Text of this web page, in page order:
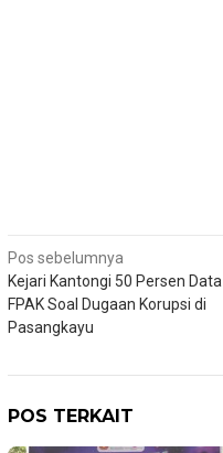
Navigasi
pos
Pos sebelumnya
Kejari Kantongi 50 Persen Data
FPAK Soal Dugaan Korupsi di
Pasangkayu
POS TERKAIT